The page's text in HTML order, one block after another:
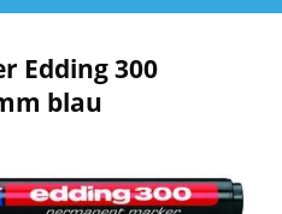
Edding 300
blau